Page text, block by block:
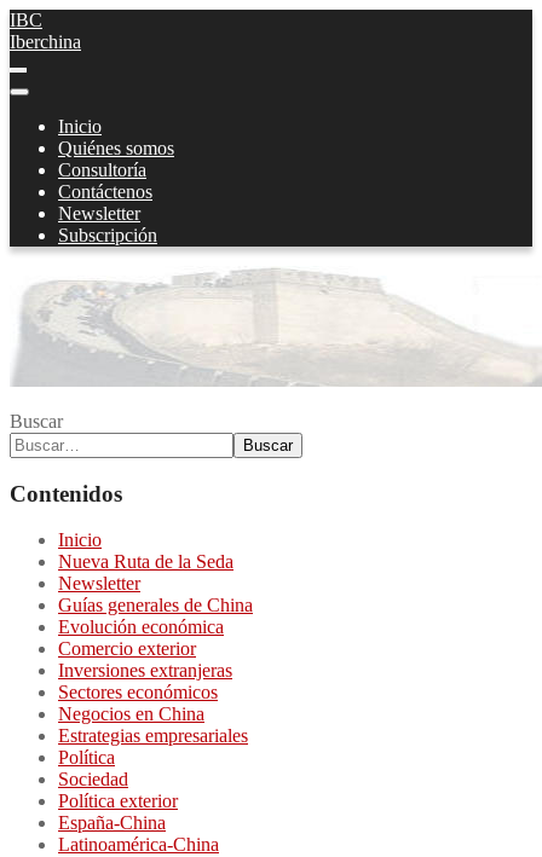
IBC
Iberchina
Inicio
Quiénes somos
Consultoría
Contáctenos
Newsletter
Subscripción
Buscar
Buscar
Contenidos
Inicio
Nueva Ruta de la Seda
Newsletter
Guías generales de China
Evolución económica
Comercio exterior
Inversiones extranjeras
Sectores económicos
Negocios en China
Estrategias empresariales
Política
Sociedad
Política exterior
España-China
Latinoamérica-China